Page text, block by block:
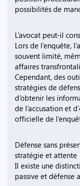
possibilités de
L’avocat peut-il
Lors de l’enquête,
souvent limité,
affaires
Cependant, des
stratégies de
d’obtenir les
de l’accusation et
officielle de
Défense sans
stratégie et attente
Il existe une
passive et défense